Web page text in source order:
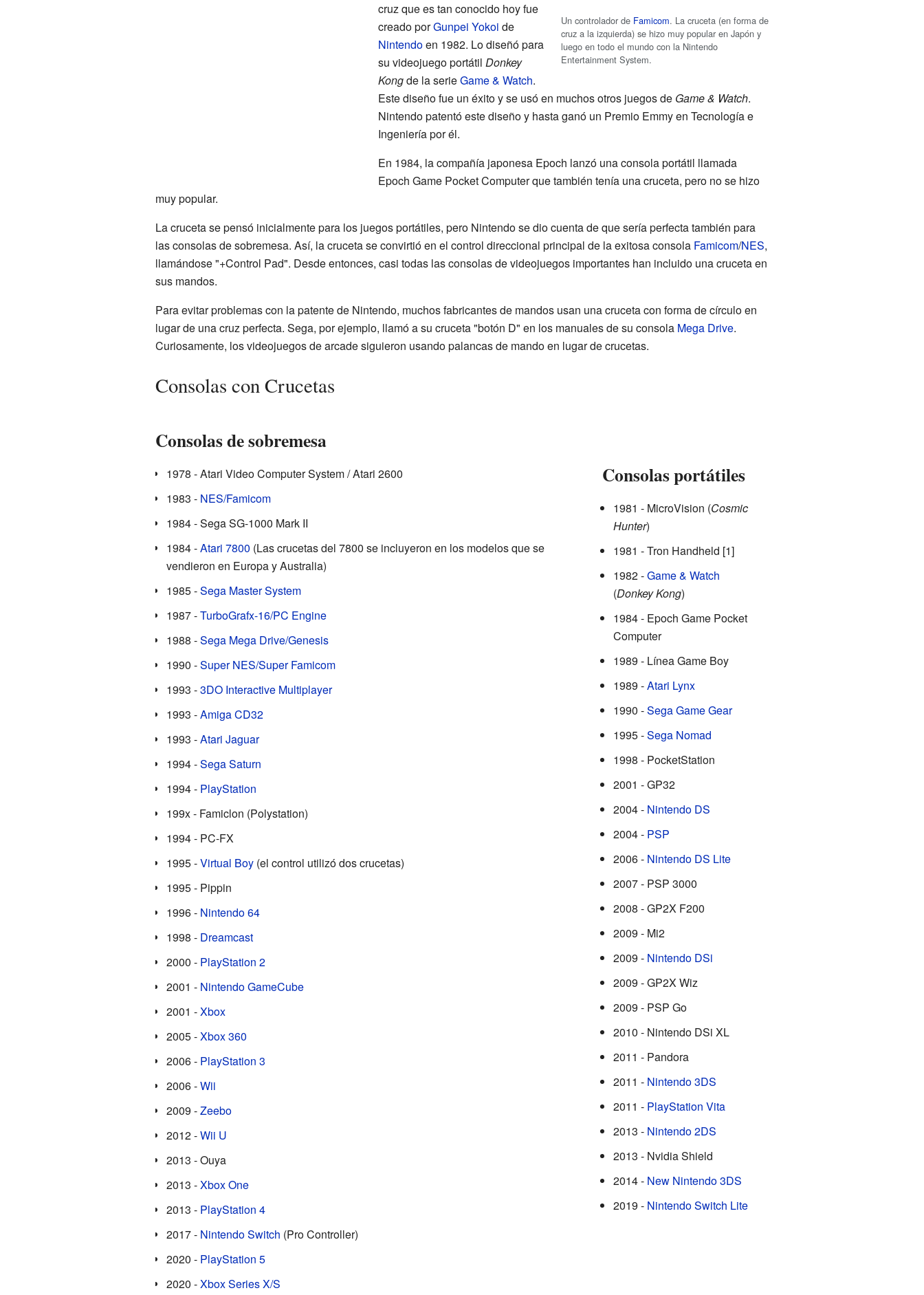
Un controlador de Famicom. La cruceta (en forma de
cruz a la izquierda) se hizo muy popular en Japón y
luego en todo el mundo con la Nintendo
Entertainment System.
cruz que es tan conocido hoy fue
creado porGunpei Yokoi de
Nintendoen 1982. Lo diseñó para
su videojuego portátil Donkey
Kongde la serieGame & Watch.
Este diseño fue un éxito y se usó en muchos otros juegos de Game & Watch.
Nintendo patentó este diseño y hasta ganó un Premio Emmy en Tecnología e
Ingeniería por él.
En 1984, la compañía japonesa Epoch lanzó una consola portátil llamada
Epoch Game Pocket Computer que también tenía una cruceta, pero no se hizo
muy popular.
La cruceta se pensó inicialmente para los juegos portátiles, pero Nintendo se dio cuenta de que sería perfecta también para
las consolas de sobremesa. Así, la cruceta se convirtió en el control direccional principal de la exitosa consola Famicom/NES,
llamándose "+Control Pad". Desde entonces, casi todas las consolas de videojuegos importantes han incluido una cruceta en
sus mandos.
Para evitar problemas con la patente de Nintendo, muchos fabricantes de mandos usan una cruceta con forma de círculo en
lugar de una cruz perfecta. Sega, por ejemplo, llamó a su cruceta "botón D" en los manuales de su consola Mega Drive.
Curiosamente, los videojuegos de arcade siguieron usando palancas de mando en lugar de crucetas.
Consolas con Crucetas
Consolas de sobremesa
1978 - Atari Video Computer System / Atari 2600
1983 - NES/Famicom
1984 - Sega SG-1000 Mark II
1984 -Atari 7800 (Las crucetas del 7800 se incluyeron en los modelos que se
vendieron en Europa y Australia)
1985 -Sega Master System
1987 -TurboGrafx-16/PC Engine
1988 -Sega Mega Drive/Genesis
1990 -Super NES/Super Famicom
1993 -3DO Interactive Multiplayer
1993 -Amiga CD32
1993 -Atari Jaguar
1994 -Sega Saturn
1994 - PlayStation
199x - Famiclon (Polystation)
1994 - PC-FX
1995 -Virtual Boy(el control utilizó dos crucetas)
1995 - Pippin
1996 - Nintendo 64
1998 - Dreamcast
2000 - PlayStation 2
2001 - Nintendo GameCube
2001 -Xbox
2005 -Xbox 360
2006 - PlayStation 3
2006 -Wii
2009 -Zeebo
2012 -Wii U
2013 - Ouya
2013 -Xbox One
2013 - PlayStation 4
2017 - Nintendo Switch (Pro Controller)
2020 - PlayStation 5
2020 -Xbox Series X/S
Consolas portátiles
1981 - MicroVision (Cosmic
Hunter)
1981 - Tron Handheld [1]
1982 -Game & Watch
(Donkey Kong)
1984 - Epoch Game Pocket
Computer
1989 - Línea Game Boy
1989 -Atari Lynx
1990 -Sega Game Gear
1995 -Sega Nomad
1998 - PocketStation
2001 - GP32
2004 - Nintendo DS
2004 - PSP
2006 - Nintendo DS Lite
2007 - PSP 3000
2008 - GP2X F200
2009 - Mi2
2009 - Nintendo DSi
2009 - GP2X Wiz
2009 - PSP Go
2010 - Nintendo DSi XL
2011 - Pandora
2011 - Nintendo 3DS
2011 - PlayStation Vita
2013 - Nintendo 2DS
2013 - Nvidia Shield
2014 - New Nintendo 3DS
2019 - Nintendo Switch Lite